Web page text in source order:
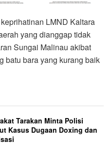
LMND Kaltara
yang dianggap tidak
Sungai Malinau akibat
batu bara yang kurang baik
Tarakan Minta Polisi
Kasus Dugaan Doxing dan